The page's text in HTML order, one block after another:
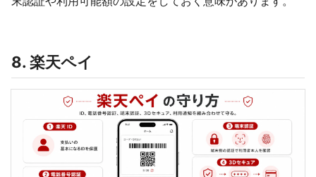
8. 楽天ペイ